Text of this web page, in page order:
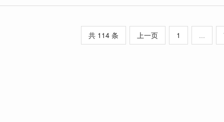
共 114 条 上一页 1 ...